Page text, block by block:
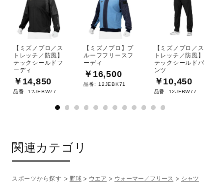
【ミズノプロ／ス
トレッチ／防風】
テックシールドフ
ーディ
￥14,850
品番: 12JEBW77
【ミズノプロ】プ
ルーフフリースフ
ーディ
￥16,500
品番: 12JEBK71
【ミズノプロ／ス
トレッチ／防風】
テックシールドパ
ンツ
￥10,450
品番: 12JFBW77
関連カテゴリ
スポーツから探す 野球 ウエア ウォーマー／フリース シャツ